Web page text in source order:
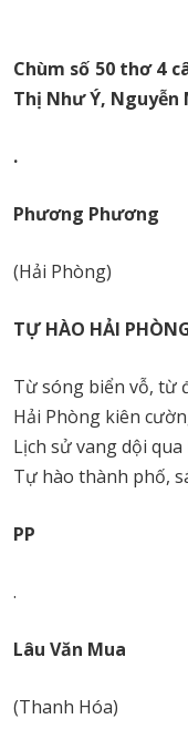
Chùm số 50 thơ 4
Thị Như Ý, Nguyễn
.
Phương Phương
(Hải Phòng)
TỰ HÀO HẢI
Từ sóng biển vỗ, từ
Hải Phòng kiên
Lịch sử vang dội
Tự hào thành phố,
PP
.
Lâu Văn Mua
(Thanh Hóa)